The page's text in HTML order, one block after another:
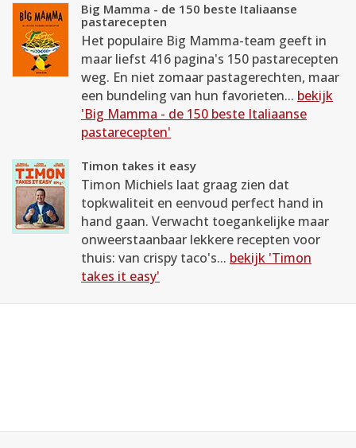
Big Mamma - de 150 beste Italiaanse
pastarecepten
Het populaire Big Mamma-team geeft in
maar liefst 416 pagina's 150 pastarecepten
weg. En niet zomaar pastagerechten, maar
een bundeling van hun favorieten... bekijk
'Big Mamma - de 150 beste Italiaanse
pastarecepten'
Timon takes it easy
Timon Michiels laat graag zien dat
topkwaliteit en eenvoud perfect hand in
hand gaan. Verwacht toegankelijke maar
onweerstaanbaar lekkere recepten voor
thuis: van crispy taco's... bekijk 'Timon
takes it easy'